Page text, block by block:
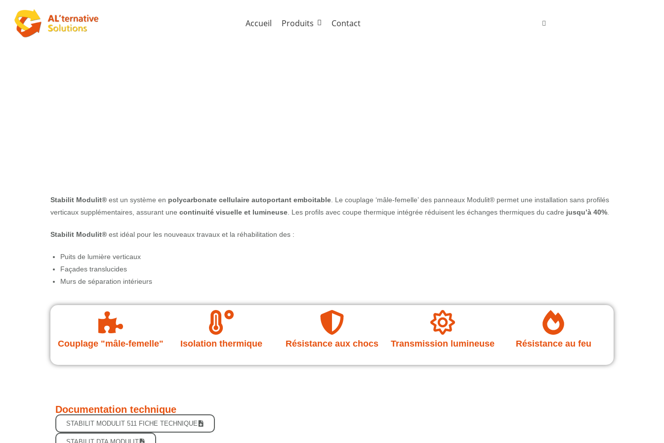
Accueil Produits Contact
Stabilit Modulit® est un système en polycarbonate cellulaire autoportant emboitable. Le couplage ‘mâle-femelle’ des panneaux Modulit® permet une installation sans profilés
verticaux supplémentaires, assurant une continuité visuelle et lumineuse. Les profils avec coupe thermique intégrée réduisent les échanges thermiques du cadre jusqu’à 40%.
Stabilit Modulit® est idéal pour les nouveaux travaux et la réhabilitation des :
Puits de lumière verticaux
Façades translucides
Murs de séparation intérieurs
Couplage "mâle-femelle" Isolation thermique Résistance aux chocs Transmission lumineuse Résistance au feu
Documentation technique
STABILIT MODULIT 511 FICHE TECHNIQUE